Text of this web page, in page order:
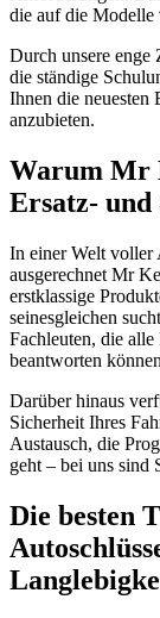
die auf die Modelle
Durch unsere enge
die ständige
Ihnen die neuesten
anzubieten.
Warum Mr
Ersatz- und
In einer Welt voller
ausgerechnet Mr
erstklassige
seinesgleichen
Fachleuten, die
beantworten
Darüber hinaus
Sicherheit Ihres
Austausch, die
geht – bei uns sind
Die besten